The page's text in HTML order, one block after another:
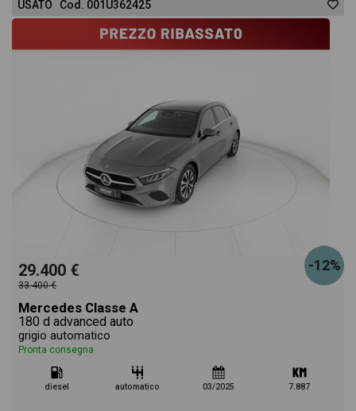
USATO Cod. 001U362425
-12%
29.400 €
33.400 €
Mercedes Classe A
180 d advanced auto
grigio automatico
Pronta consegna
diesel automatico 03/2025 7.887